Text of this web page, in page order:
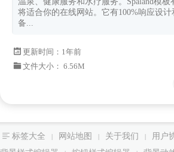
将适合你的在线网站。它有100%响应设
备...
更新时间： 1年前
文件大小： 6.56M
标签大全 | 网站地图 | 关于我们 |
用户